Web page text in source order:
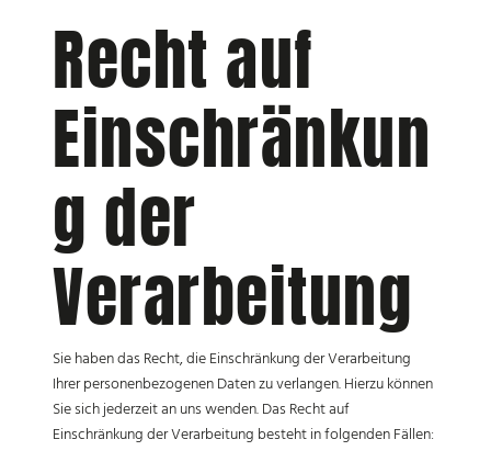
Recht auf
Einschränkun
g der
Verarbeitung
Sie haben das Recht, die Einschränkung der Verarbeitung
Ihrer personenbezogenen Daten zu verlangen. Hierzu können
Sie sich jederzeit an uns wenden. Das Recht auf
Einschränkung der Verarbeitung besteht in folgenden Fällen: